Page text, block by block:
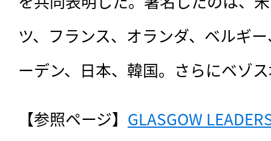
ツ、フランス、オランダ、ベルギ
ーデン、日本、韓国。さらにベゾ
【参照ページ】 GLASGOW